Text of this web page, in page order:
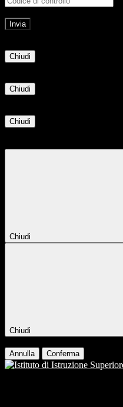
Chiudi
Chiudi
Chiudi
Chiudi
Chiudi
Annulla Conferma